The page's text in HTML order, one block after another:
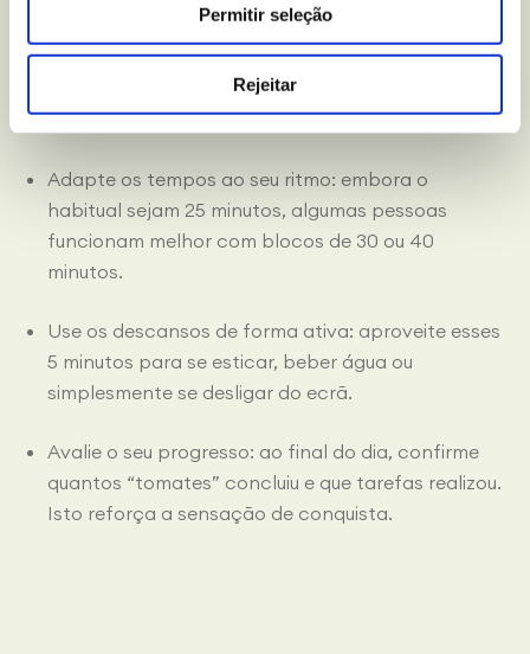
Permitir seleção
Rejeitar
Elimine distrações antes de começar: coloque o
telemóvel no silêncio, feche páginas
desnecessárias no computador e peça a quem o
rodeia que não o(a) interrompam.
Adapte os tempos ao seu ritmo: embora o
habitual sejam 25 minutos, algumas pessoas
funcionam melhor com blocos de 30 ou 40
minutos.
Use os descansos de forma ativa: aproveite esses
5 minutos para se esticar, beber água ou
simplesmente se desligar do ecrã.
Avalie o seu progresso: ao final do dia, confirme
quantos “tomates” concluiu e que tarefas realizou.
Isto reforça a sensação de conquista.